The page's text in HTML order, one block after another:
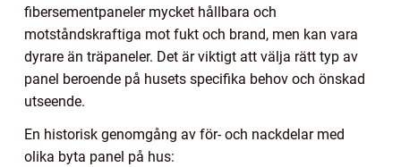
fibersementpaneler mycket hållbara och
motståndskraftiga mot fukt och brand, men kan vara
dyrare än träpaneler. Det är viktigt att välja rätt typ av
panel beroende på husets specifika behov och önskad
utseende.
En historisk genomgång av för- och nackdelar med
olika byta panel på hus: